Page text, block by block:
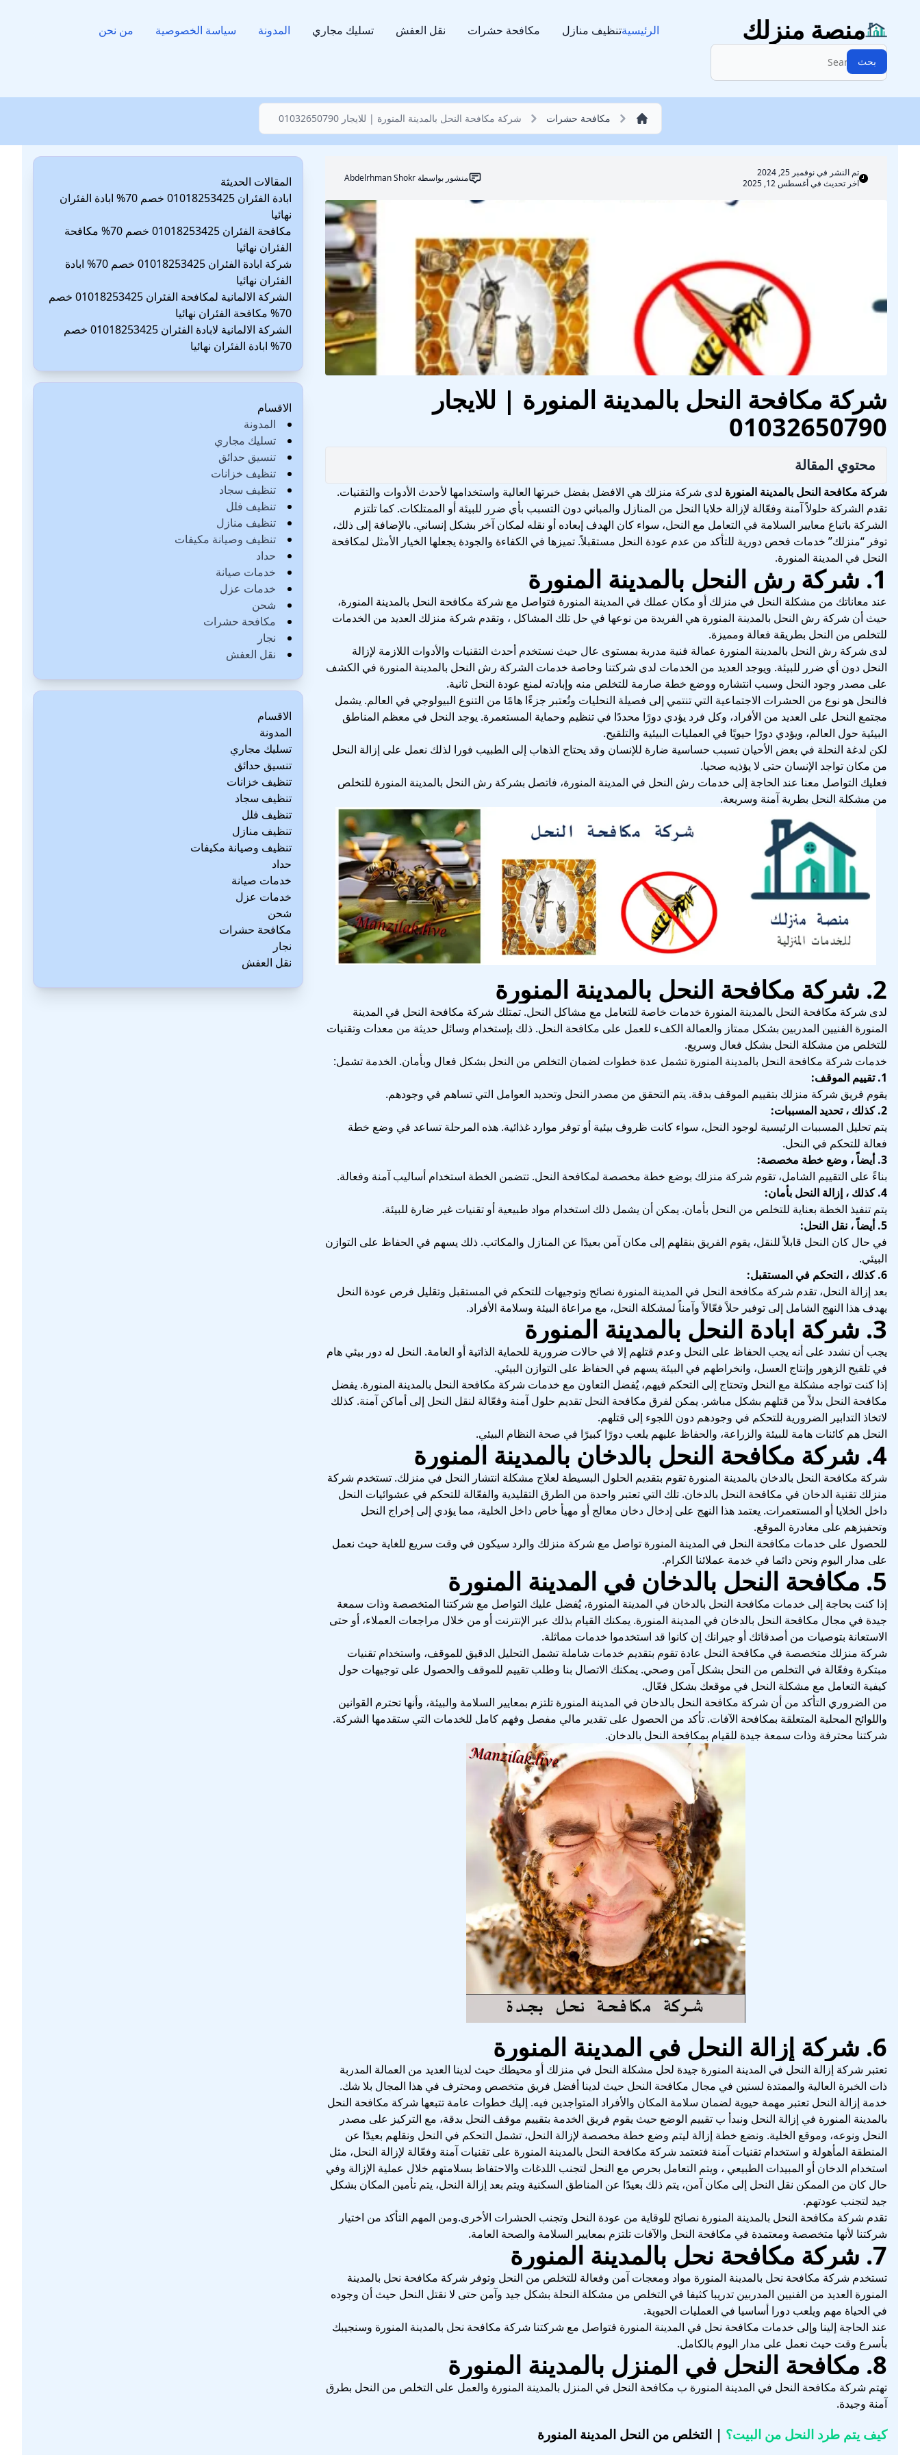
منصة منزلك
البحث:
بحث
الرئيسيةتنظيف منازل مكافحة حشرات نقل العفش تسليك مجاري المدونة سياسة الخصوصية من نحن
مكافحة حشرات شركة مكافحة النحل بالمدينة المنورة | للايجار 01032650790
تم النشر فينوفمبر 25, 2024
اخر تحديث في أغسطس 12, 2025
منشور بواسطةAbdelrhman Shokr
شركة مكافحة النحل بالمدينة المنورة | للايجار
01032650790
محتوي المقالة
شركة مكافحة النحل بالمدينة المنورة لدى شركة منزلك هي الافضل بفضل خبرتها العالية واستخدامها لأحدث الأدوات والتقنيات.
تقدم الشركة حلولاً آمنة وفعّالة لإزالة خلايا النحل من المنازل والمباني دون التسبب بأي ضرر للبيئة أو الممتلكات. كما تلتزم
الشركة باتباع معايير السلامة في التعامل مع النحل، سواء كان الهدف إبعاده أو نقله لمكان آخر بشكل إنساني. بالإضافة إلى ذلك،
توفر “منزلك” خدمات فحص دورية للتأكد من عدم عودة النحل مستقبلاً. تميزها في الكفاءة والجودة يجعلها الخيار الأمثل لمكافحة
النحل في المدينة المنورة.
1. شركة رش النحل بالمدينة المنورة
عند معاناتك من مشكلة النحل في منزلك أو مكان عملك في المدينة المنورة فتواصل مع شركة مكافحة النحل بالمدينة المنورة،
حيث أن شركة رش النحل بالمدينة المنورة هي الفريدة من نوعها في حل تلك المشاكل ، وتقدم شركة منزلك العديد من الخدمات
للتخلص من النحل بطريقة فعالة ومميزة.
لدى شركة رش النحل بالمدينة المنورة عمالة فنية مدربة بمستوى عال حيث نستخدم أحدث التقنيات والأدوات اللازمة لإزالة
النحل دون أي ضرر للبيئة. ويوجد العديد من الخدمات لدى شركتنا وخاصة خدمات الشركة رش النحل بالمدينة المنورة في الكشف
على مصدر وجود النحل وسبب انتشاره ووضع خطة صارمة للتخلص منه وإبادته لمنع عودة النحل ثانية.
فالنحل هو نوع من الحشرات الاجتماعية التي تنتمي إلى فصيلة النحليات وتُعتبر جزءًا هامًا من التنوع البيولوجي في العالم. يشمل
مجتمع النحل على العديد من الأفراد، وكل فرد يؤدي دورًا محددًا في تنظيم وحماية المستعمرة. يوجد النحل في معظم المناطق
البيئية حول العالم، ويؤدي دورًا حيويًا في العمليات البيئية والتلقيح.
لكن لدغة النحلة في بعض الأحيان تسبب حساسية ضارة للإنسان وقد يحتاج الذهاب إلى الطبيب فورا لذلك نعمل على إزالة النحل
من مكان تواجد الإنسان حتى لا يؤذيه صحيا.
فعليك التواصل معنا عند الحاجة إلى خدمات رش النحل في المدينة المنورة، فاتصل بشركة رش النحل بالمدينة المنورة للتخلص
من مشكلة النحل بطرية آمنة وسريعة.
2. شركة مكافحة النحل بالمدينة المنورة
لدى شركة مكافحة النحل بالمدينة المنورة خدمات خاصة للتعامل مع مشاكل النحل. تمتلك شركة مكافحة النحل في المدينة
المنورة الفنيين المدربين بشكل ممتاز والعمالة الكفء للعمل على مكافحة النحل. ذلك بإستخدام وسائل حديثة من معدات وتقنيات
للتخلص من مشكلة النحل بشكل فعال وسريع.
خدمات شركة مكافحة النحل بالمدينة المنورة تشمل عدة خطوات لضمان التخلص من النحل بشكل فعال وبأمان. الخدمة تشمل:
1. تقييم الموقف:
يقوم فريق شركة منزلك بتقييم الموقف بدقة. يتم التحقق من مصدر النحل وتحديد العوامل التي تساهم في وجودهم.
2. كذلك ، تحديد المسببات:
يتم تحليل المسببات الرئيسية لوجود النحل، سواء كانت ظروف بيئية أو توفر موارد غذائية. هذه المرحلة تساعد في وضع خطة
فعالة للتحكم في النحل.
3. أيضاً ، وضع خطة مخصصة:
بناءً على التقييم الشامل، تقوم شركة منزلك بوضع خطة مخصصة لمكافحة النحل. تتضمن الخطة استخدام أساليب آمنة وفعالة.
4. كذلك ، إزالة النحل بأمان:
يتم تنفيذ الخطة بعناية للتخلص من النحل بأمان. يمكن أن يشمل ذلك استخدام مواد طبيعية أو تقنيات غير ضارة للبيئة.
5. أيضاً ، نقل النحل:
في حال كان النحل قابلاً للنقل، يقوم الفريق بنقلهم إلى مكان آمن بعيدًا عن المنازل والمكاتب. ذلك يسهم في الحفاظ على التوازن
البيئي.
6. كذلك ، التحكم في المستقبل:
بعد إزالة النحل، تقدم شركة مكافحة النحل في المدينة المنورة نصائح وتوجيهات للتحكم في المستقبل وتقليل فرص عودة النحل
يهدف هذا النهج الشامل إلى توفير حلاً فعّالاً وآمناً لمشكلة النحل، مع مراعاة البيئة وسلامة الأفراد.
3. شركة ابادة النحل بالمدينة المنورة
يجب أن نشدد على أنه يجب الحفاظ على النحل وعدم قتلهم إلا في حالات ضرورية للحماية الذاتية أو العامة. النحل له دور بيئي هام
في تلقيح الزهور وإنتاج العسل، وانخراطهم في البيئة يسهم في الحفاظ على التوازن البيئي.
إذا كنت تواجه مشكلة مع النحل وتحتاج إلى التحكم فيهم، يُفضل التعاون مع خدمات شركة مكافحة النحل بالمدينة المنورة. يفضل
مكافحة النحل بدلاً من قتلهم بشكل مباشر. يمكن لفرق مكافحة النحل تقديم حلول آمنة وفعّالة لنقل النحل إلى أماكن آمنة. كذلك
لاتخاذ التدابير الضرورية للتحكم في وجودهم دون اللجوء إلى قتلهم.
النحل هم كائنات هامة للبيئة والزراعة، والحفاظ عليهم يلعب دورًا كبيرًا في صحة النظام البيئي.
4. شركة مكافحة النحل بالدخان بالمدينة المنورة
شركة مكافحة النحل بالدخان بالمدينة المنورة تقوم بتقديم الحلول البسيطة لعلاج مشكلة انتشار النحل في منزلك. تستخدم شركة
منزلك تقنية الدخان في مكافحة النحل بالدخان. تلك التي تعتبر واحدة من الطرق التقليدية والفعّالة للتحكم في عشوائيات النحل
داخل الخلايا أو المستعمرات. يعتمد هذا النهج على إدخال دخان معالج أو مهيأ خاص داخل الخلية، مما يؤدي إلى إخراج النحل
وتحفيزهم على مغادرة الموقع.
للحصول على خدمات مكافحة النحل في المدينة المنورة تواصل مع شركة منزلك والرد سيكون في وقت سريع للغاية حيث نعمل
على مدار اليوم ونحن دائما في خدمة عملائنا الكرام.
5. مكافحة النحل بالدخان في المدينة المنورة
إذا كنت بحاجة إلى خدمات مكافحة النحل بالدخان في المدينة المنورة، يُفضل عليك التواصل مع شركتنا المتخصصة وذات سمعة
جيدة في مجال مكافحة النحل بالدخان في المدينة المنورة. يمكنك القيام بذلك عبر الإنترنت أو من خلال مراجعات العملاء، أو حتى
الاستعانة بتوصيات من أصدقائك أو جيرانك إن كانوا قد استخدموا خدمات مماثلة.
شركة منزلك متخصصة في مكافحة النحل عادة تقوم بتقديم خدمات شاملة تشمل التحليل الدقيق للموقف، واستخدام تقنيات
مبتكرة وفعّالة في التخلص من النحل بشكل آمن وصحي. يمكنك الاتصال بنا وطلب تقييم للموقف والحصول على توجيهات حول
كيفية التعامل مع مشكلة النحل في موقعك بشكل فعّال.
من الضروري التأكد من أن شركة مكافحة النحل بالدخان في المدينة المنورة تلتزم بمعايير السلامة والبيئة، وأنها تحترم القوانين
واللوائح المحلية المتعلقة بمكافحة الآفات. تأكد من الحصول على تقدير مالي مفصل وفهم كامل للخدمات التي ستقدمها الشركة.
شركتنا محترفة وذات سمعة جيدة للقيام بمكافحة النحل بالدخان.
6. شركة إزالة النحل في المدينة المنورة
تعتبر شركة إزالة النحل في المدينة المنورة جيدة لحل مشكلة النحل في منزلك أو محيطك حيث لدينا العديد من العمالة المدربة
ذات الخبرة العالية والممتدة لسنين في مجال مكافحة النحل حيث لدينا أفضل فريق متخصص ومحترف في هذا المجال بلا شك.
خدمة إزالة النحل تعتبر مهمة حيوية لضمان سلامة المكان والأفراد المتواجدين فيه. إليك خطوات عامة تتبعها شركة مكافحة النحل
بالمدينة المنورة في إزالة النحل ونبدأ ب تقييم الوضع حيث يقوم فريق الخدمة بتقييم موقف النحل بدقة، مع التركيز على مصدر
النحل ونوعه، وموقع الخلية. ونضع خطة إزالة ليتم وضع خطة مخصصة لإزالة النحل، تشمل التحكم في النحل ونقلهم بعيدًا عن
المنطقة المأهولة و استخدام تقنيات آمنة فتعتمد شركة مكافحة النحل بالمدينة المنورة على تقنيات آمنة وفعّالة لإزالة النحل، مثل
استخدام الدخان أو المبيدات الطبيعي ، ويتم التعامل بحرص مع النحل لتجنب اللدغات والاحتفاظ بسلامتهم خلال عملية الإزالة وفي
حال كان من الممكن نقل النحل إلى مكان آمن، يتم ذلك بعيدًا عن المناطق السكنية ويتم بعد إزالة النحل، يتم تأمين المكان بشكل
جيد لتجنب عودتهم.
تقدم شركة مكافحة النحل بالمدينة المنورة نصائح للوقاية من عودة النحل وتجنب الحشرات الأخرى.ومن المهم التأكد من اختيار
شركتنا لأنها متخصصة ومعتمدة في مكافحة النحل والآفات تلتزم بمعايير السلامة والصحة العامة.
7. شركة مكافحة نحل بالمدينة المنورة
تستخدم شركة مكافحة نحل بالمدينة المنورة مواد ومعجات آمن وفعالة للتخلص من النحل وتوفر شركة مكافحة نحل بالمدينة
المنورة العديد من الفنيين المدربين تدريبا كثيفا في التخلص من مشكلة النحلة بشكل جيد وآمن حتى لا نقتل النحل حيث أن وجوده
في الحياة مهم ويلعب دورا أساسيا في العمليات الحيوية.
عند الحاجة إلينا وإلى خدمات مكافحة نحل في المدينة المنورة فتواصل مع شركتنا شركة مكافحة نحل بالمدينة المنورة وسنجيبك
بأسرع وقت حيث نعمل على مدار اليوم بالكامل.
8. مكافحة النحل في المنزل بالمدينة المنورة
تهتم شركة مكافحة النحل في المدينة المنورة ب مكافحة النحل في المنزل بالمدينة المنورة والعمل على التخلص من النحل بطرق
آمنة وجيدة.
كيف يتم طرد النحل من البيت؟ | التخلص من النحل المدينة المنورة
المقالات الحديثة
ابادة الفئران 01018253425 خصم 70% ابادة الفئران
نهائيا
مكافحة الفئران 01018253425 خصم 70% مكافحة
الفئران نهائيا
شركة ابادة الفئران 01018253425 خصم 70% ابادة
الفئران نهائيا
الشركة الالمانية لمكافحة الفئران 01018253425 خصم
70% مكافحة الفئران نهائيا
الشركة الالمانية لابادة الفئران 01018253425 خصم
70% ابادة الفئران نهائيا
الاقسام
المدونة
تسليك مجاري
تنسيق حدائق
تنظيف خزانات
تنظيف سجاد
تنظيف فلل
تنظيف منازل
تنظيف وصيانة مكيفات
حداد
خدمات صيانة
خدمات عزل
شحن
مكافحة حشرات
نجار
نقل العفش
الاقسام
المدونة
تسليك مجاري
تنسيق حدائق
تنظيف خزانات
تنظيف سجاد
تنظيف فلل
تنظيف منازل
تنظيف وصيانة مكيفات
حداد
خدمات صيانة
خدمات عزل
شحن
مكافحة حشرات
نجار
نقل العفش